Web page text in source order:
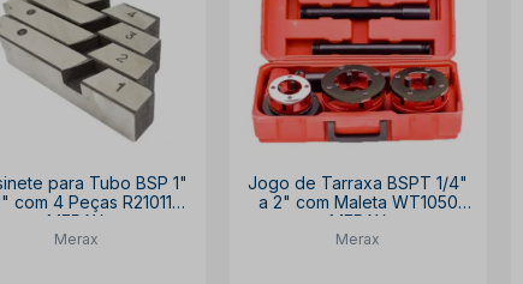
para Tubo BSP 1"
com 4 Peças R21011
MERAX
Merax
Jogo de Tarraxa BSPT 1/4"
a 2" com Maleta WT1050
MERAX
Merax